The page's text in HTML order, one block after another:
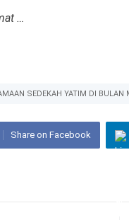
…
SEDEKAH YATIM DI BULAN
Share on Facebook